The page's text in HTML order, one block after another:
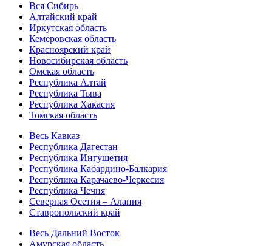
Вся Сибирь
Алтайский край
Иркутская область
Кемеровская область
Красноярский край
Новосибирская область
Омская область
Республика Алтай
Республика Тыва
Республика Хакасия
Томская область
Весь Кавказ
Республика Дагестан
Республика Ингушетия
Республика Кабардино-Балкария
Республика Карачаево-Черкесия
Республика Чечня
Северная Осетия – Алания
Ставропольский край
Весь Дальний Восток
Амурская область